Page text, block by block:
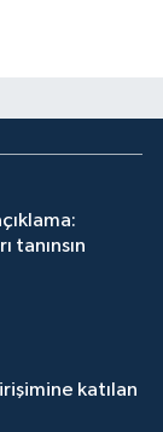
tanınsın
katılan